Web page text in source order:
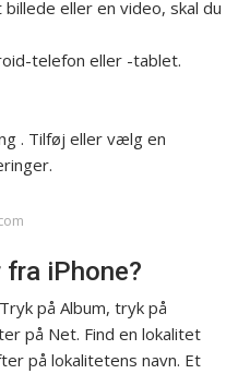
eller en video, skal du
telefon eller -tablet.
. Tilføj eller vælg en
iPhone?
på Album, tryk på
på Net. Find en lokalitet
på lokalitetens navn. Et